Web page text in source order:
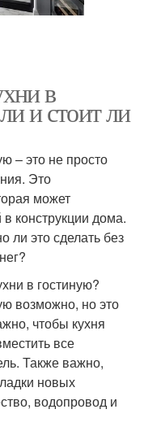
в
и стоит ли
– это не просто
Это
может
конструкции дома.
ли это сделать без
в гостиную?
возможно, но это
чтобы кухня
все
Также важно,
новых
водопровод и